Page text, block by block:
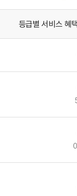
등급별 서비스 혜택